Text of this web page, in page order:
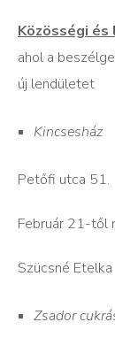
Közösségi
ahol a
új lendületet
Kincsesház
Petőfi utca 51.
Február 21-től
Szücsné Etelka
Zsador